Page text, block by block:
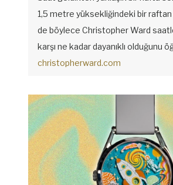
1,5 metre yüksekliğindeki bir
de böylece Christopher Ward
karşı ne kadar dayanıklı olduğunu
christopherward.com